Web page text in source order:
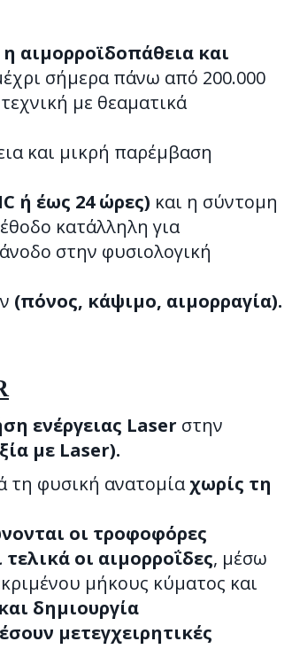
αιμορροϊδοπάθεια και
σήμερα πάνω από 200.000
με θεαματικά
και μικρή παρέμβαση
ή έως 24 ώρες) και η σύντομη
κατάλληλη για
στην φυσιολογική
(πόνος, κάψιμο, αιμορραγία).
ενέργειας Laser στην
με Laser).
τη φυσική ανατομίαχωρίς τη
οι τροφοφόρες
οι αιμορροΐδες, μέσω
μήκους κύματος και
δημιουργία
μετεγχειρητικές